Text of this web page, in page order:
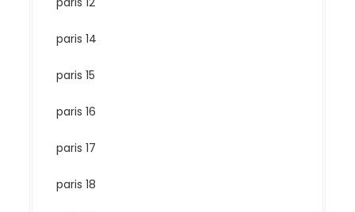
paris 14
paris 15
paris 16
paris 17
paris 18